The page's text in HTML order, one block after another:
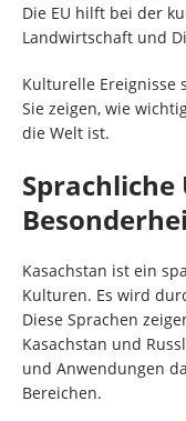
Die EU hilft bei der
Landwirtschaft und
Kulturelle Ereignisse
Sie zeigen, wie
die Welt ist.
Kasachstan ist ein
Kulturen. Es wird
Diese Sprachen
Kasachstan und
und Anwendungen
Bereichen.